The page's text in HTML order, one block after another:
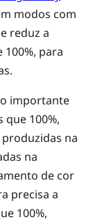
modos com
reduz a
para
importante
que 100%,
na
na
de cor
precisa a
100%,